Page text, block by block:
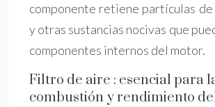
componente retiene partículas
y otras sustancias nocivas que
componentes internos del motor.
Filtro de aire : esencial para
combustión y rendimiento